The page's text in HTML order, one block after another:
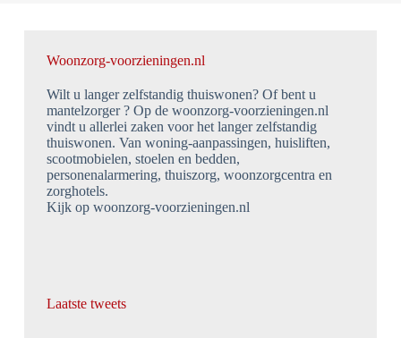
Woonzorg-voorzieningen.nl
Wilt u langer zelfstandig thuiswonen? Of bent u
mantelzorger ? Op de woonzorg-voorzieningen.nl
vindt u allerlei zaken voor het langer zelfstandig
thuiswonen. Van woning-aanpassingen, huisliften,
scootmobielen, stoelen en bedden,
personenalarmering, thuiszorg, woonzorgcentra en
zorghotels.
Kijk op woonzorg-voorzieningen.nl
Laatste tweets